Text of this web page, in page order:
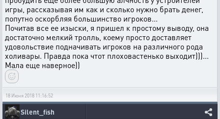
игры, рассказывая им как и сколько нужно брать денег,
попутно оскорбляя большинство игроков...
Почитав все ее изыски, я пришел к простому выводу, она
достаточно мелкий тролль, коему просто доставляет
удовольствие подначивать игроков на различного рода
холивары. Правда пока чтот плоховастенько выходит)))...
Мала еще наверное))
18 Июня 2018 11:16:52
Silent_fish